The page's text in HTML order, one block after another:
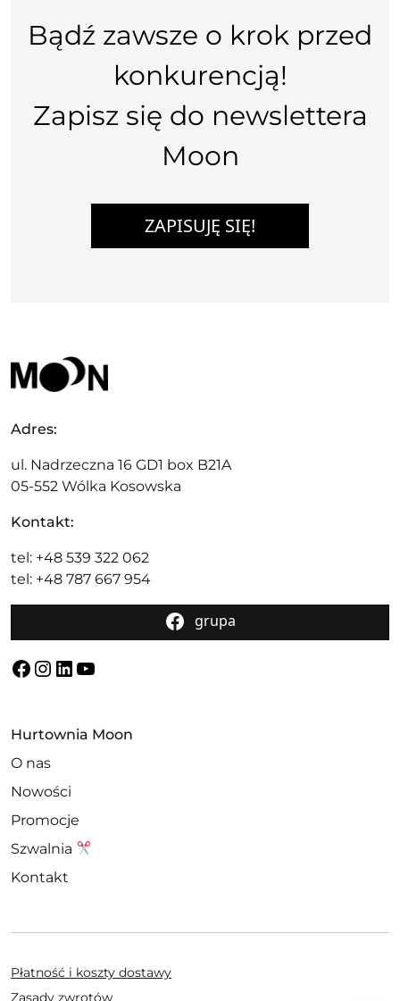
Bądź zawsze o krok przed
konkurencją!
Zapisz się do newslettera
Moon
ZAPISUJĘ SIĘ!
Adres:
ul. Nadrzeczna 16 GD1 box B21A
05-552 Wólka Kosowska
Kontakt:
tel: +48 539 322 062
tel: +48 787 667 954
grupa
Facebook
Instagram
LinkedIn
YouTube
Hurtownia Moon
O nas
Nowości
Promocje
Szwalnia
Kontakt
Płatność i koszty dostawy
Zasady zwrotów